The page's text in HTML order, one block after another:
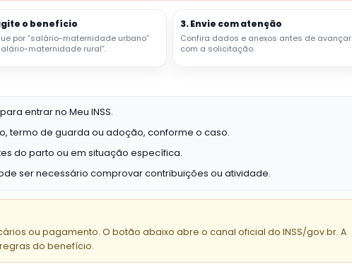
o benefício
por “salário-maternidade urbano”
maternidade rural”.
3. Envie com atenção
Confira dados e anexos antes de avançar
com a solicitação.
entrar no Meu INSS.
termo de guarda ou adoção, conforme o caso.
do parto ou em situação específica.
ser necessário comprovar contribuições ou atividade.
ou pagamento. O botão abaixo abre o canal oficial do INSS/gov.br. A
do benefício.